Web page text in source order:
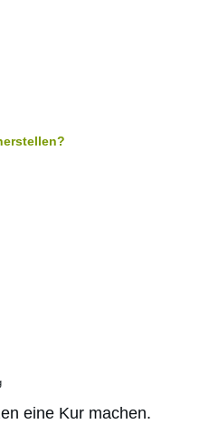
eine Kur machen.